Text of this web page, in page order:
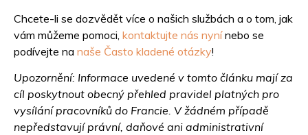
Chcete-li se dozvědět více o našich službách a o tom, jak
vám můžeme pomoci, kontaktujte nás nynínebo se
podívejte na naše Často kladené otázky!
Upozornění: Informace uvedené v tomto článku mají za
cíl poskytnout obecný přehled pravidel platných pro
vysílání pracovníků do Francie. V žádném případě
nepředstavují právní, daňové ani administrativní